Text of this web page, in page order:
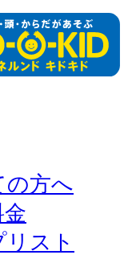
の方へ
スト